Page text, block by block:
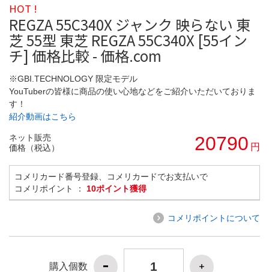
HOT !
REGZA 55C340X ジャンク 映らない 東
芝 55型 東芝 REGZA 55C340X [55イン
チ] 価格比較 - 価格.com
※GBI.TECHNOLOGY 限定モデル
YouTuberの皆様に商品の使い心地などをご紹介いただいておりま
す！
紹介動画はこちら
ネット販売
価格（税込）
20790 円
コメリカード番号登録、コメリカードでお支払いで
コメリポイント ： 10ポイント獲得
コメリポイントについて
購入個数